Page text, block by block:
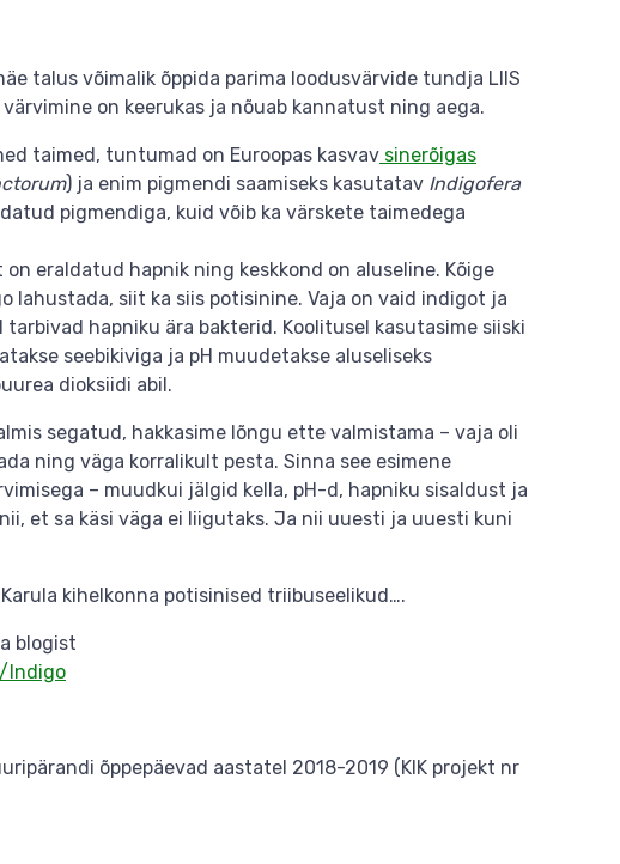
talus võimalik õppida parima loodusvärvide tundja LIIS
värvimine on keerukas ja nõuab kannatust ning aega.
taimed, tuntumad on Euroopas kasvav sinerõigas
) ja enim pigmendi saamiseks kasutatav Indigofera
pigmendiga, kuid võib ka värskete taimedega
eraldatud hapnik ning keskkond on aluseline. Kõige
lahustada, siit ka siis potisinine. Vaja on vaid indigot ja
hapniku ära bakterid. Koolitusel kasutasime siiski
seebikiviga ja pH muudetakse aluseliseks
dioksiidi abil.
segatud, hakkasime lõngu ette valmistama – vaja oli
ning väga korralikult pesta. Sinna see esimene
– muudkui jälgid kella, pH-d, hapniku sisaldust ja
et sa käsi väga ei liigutaks. Ja nii uuesti ja uuesti kuni
kihelkonna potisinised triibuseelikud….
blogist
Indigo
õppepäevad aastatel 2018-2019 (KIK projekt nr